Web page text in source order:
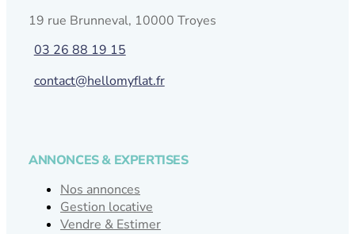
19 rue Brunneval, 10000 Troyes
03 26 88 19 15
contact@hellomyflat.fr
ANNONCES & EXPERTISES
Nos annonces
Gestion locative
Vendre & Estimer